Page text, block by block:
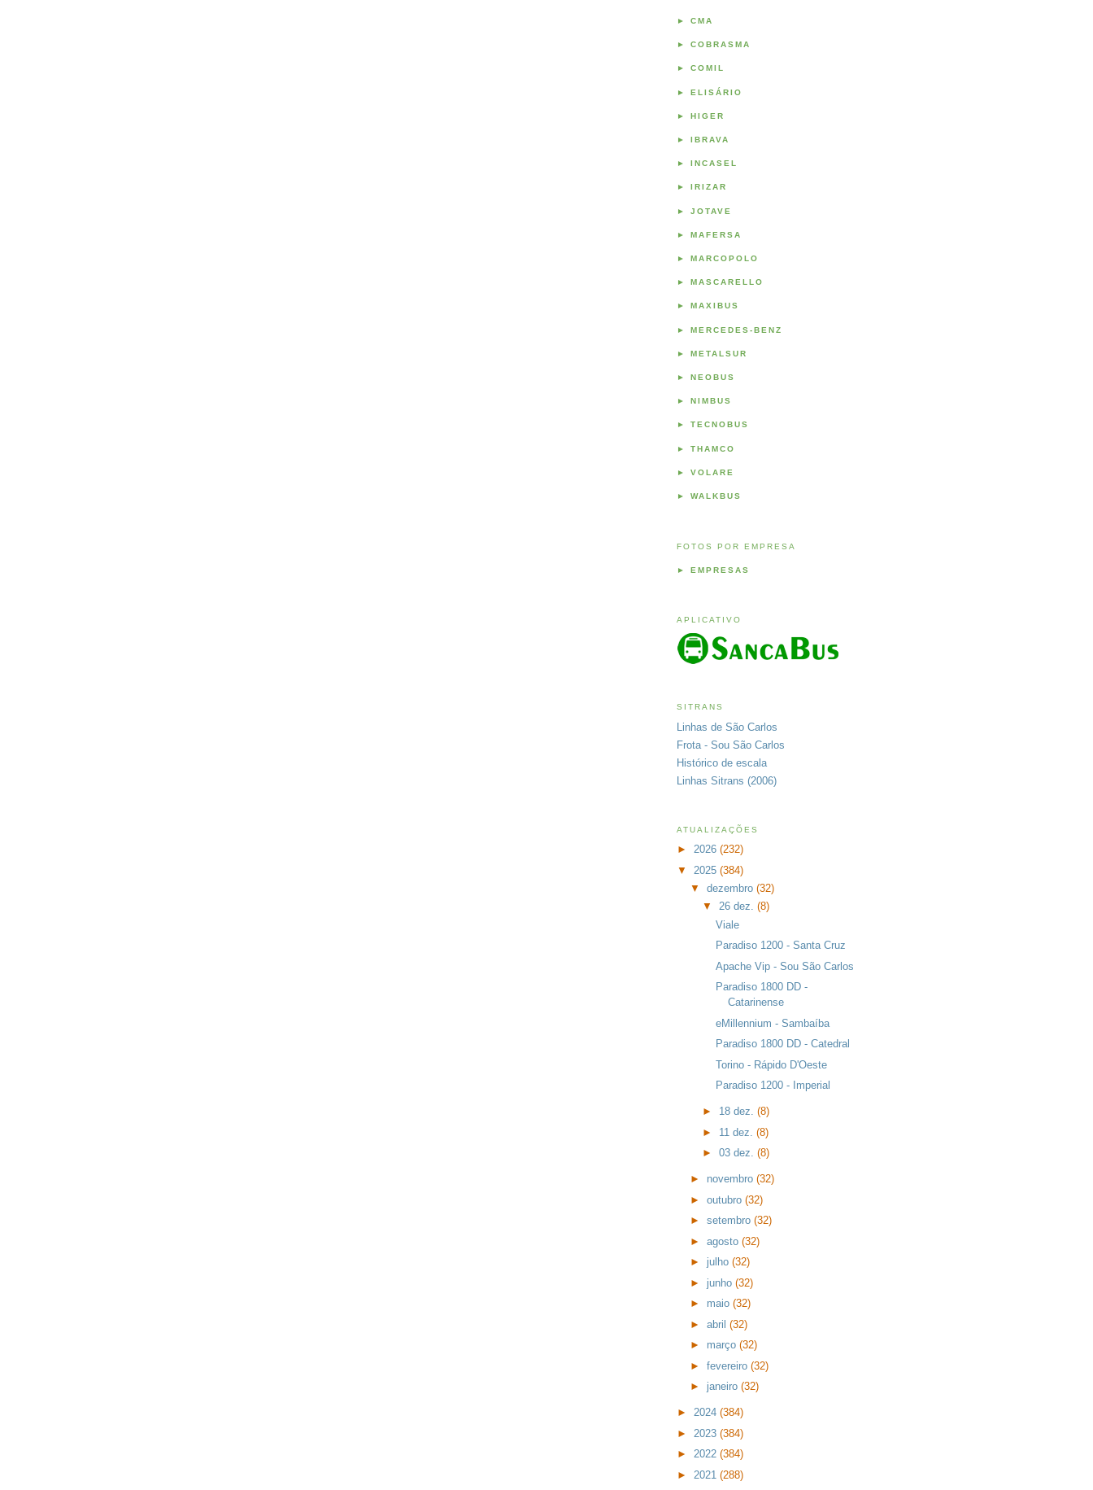
► CMA
► COBRASMA
► COMIL
► ELISÁRIO
► HIGER
► IBRAVA
► INCASEL
► IRIZAR
► JOTAVE
► MAFERSA
► MARCOPOLO
► MASCARELLO
► MAXIBUS
► MERCEDES-BENZ
► METALSUR
► NEOBUS
► NIMBUS
► TECNOBUS
► THAMCO
► VOLARE
► WALKBUS
FOTOS POR EMPRESA
► EMPRESAS
APLICATIVO
SITRANS
Linhas de São Carlos
Frota - Sou São Carlos
Histórico de escala
Linhas Sitrans (2006)
ATUALIZAÇÕES
► 2026 (232)
▼ 2025 (384)
▼ dezembro (32)
▼26 dez.(8)
Viale
Paradiso 1200 - Santa Cruz
Apache Vip - Sou São Carlos
Paradiso 1800 DD -
Catarinense
eMillennium - Sambaíba
Paradiso 1800 DD - Catedral
Torino - Rápido D'Oeste
Paradiso 1200 - Imperial
► 18 dez.(8)
► 11 dez.(8)
►03 dez.(8)
► novembro (32)
► outubro (32)
► setembro (32)
► agosto (32)
► julho (32)
► junho (32)
► maio (32)
► abril (32)
► março (32)
► fevereiro (32)
► janeiro (32)
► 2024 (384)
► 2023 (384)
► 2022 (384)
► 2021 (288)